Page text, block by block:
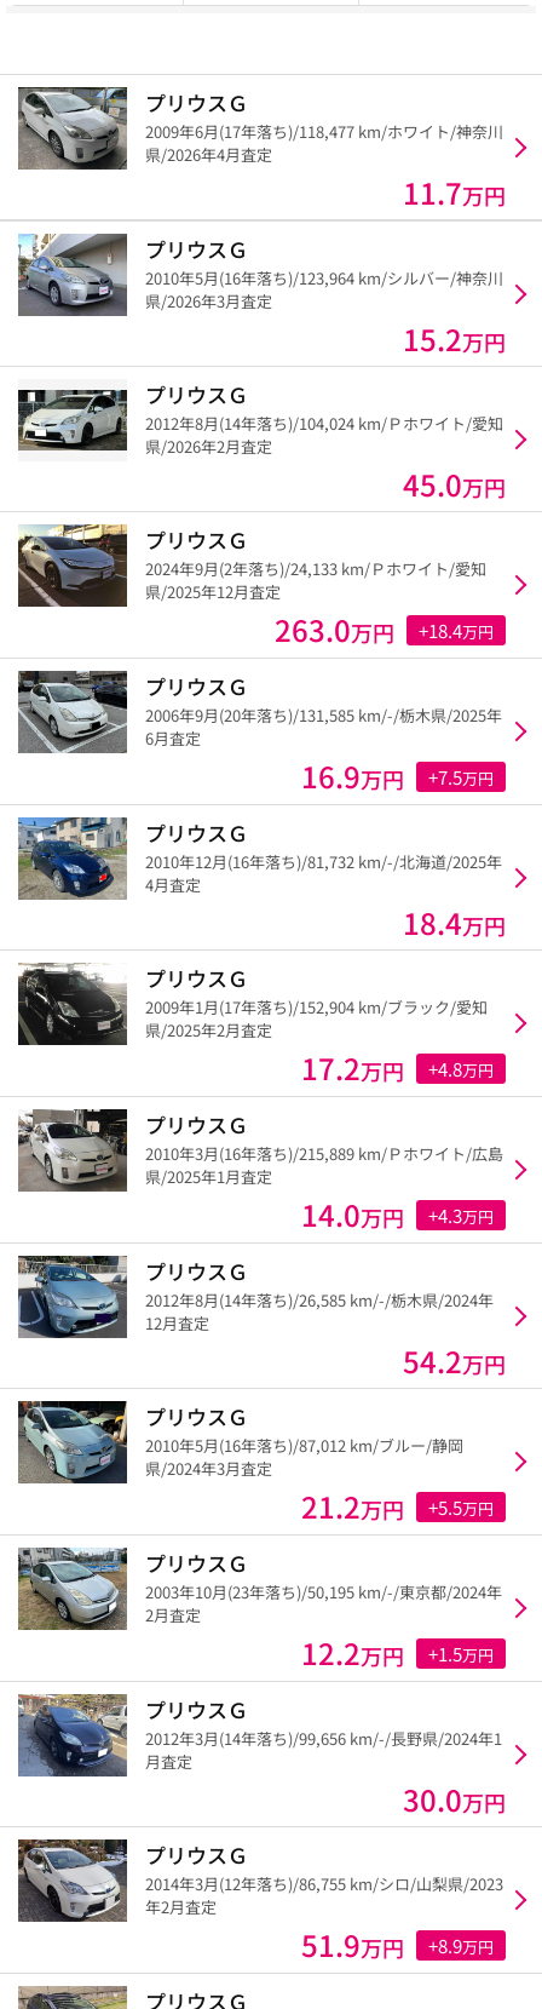
プリウスＧ
2009年6月(17年落ち)/118,477 km/ホワイト/神奈川
県/2026年4月査定
11.7万円
プリウスＧ
2010年5月(16年落ち)/123,964 km/シルバー/神奈川
県/2026年3月査定
15.2万円
プリウスＧ
2012年8月(14年落ち)/104,024 km/Ｐホワイト/愛知
県/2026年2月査定
45.0万円
プリウスＧ
2024年9月(2年落ち)/24,133 km/Ｐホワイト/愛知
県/2025年12月査定
263.0万円 +18.4万円
プリウスＧ
2006年9月(20年落ち)/131,585 km/-/栃木県/2025年
6月査定
16.9万円 +7.5万円
プリウスＧ
2010年12月(16年落ち)/81,732 km/-/北海道/2025年
4月査定
18.4万円
プリウスＧ
2009年1月(17年落ち)/152,904 km/ブラック/愛知
県/2025年2月査定
17.2万円 +4.8万円
プリウスＧ
2010年3月(16年落ち)/215,889 km/Ｐホワイト/広島
県/2025年1月査定
14.0万円 +4.3万円
プリウスＧ
2012年8月(14年落ち)/26,585 km/-/栃木県/2024年
12月査定
54.2万円
プリウスＧ
2010年5月(16年落ち)/87,012 km/ブルー/静岡
県/2024年3月査定
21.2万円 +5.5万円
プリウスＧ
2003年10月(23年落ち)/50,195 km/-/東京都/2024年
2月査定
12.2万円 +1.5万円
プリウスＧ
2012年3月(14年落ち)/99,656 km/-/長野県/2024年1
月査定
30.0万円
プリウスＧ
2014年3月(12年落ち)/86,755 km/シロ/山梨県/2023
年2月査定
51.9万円 +8.9万円
プリウスＧ